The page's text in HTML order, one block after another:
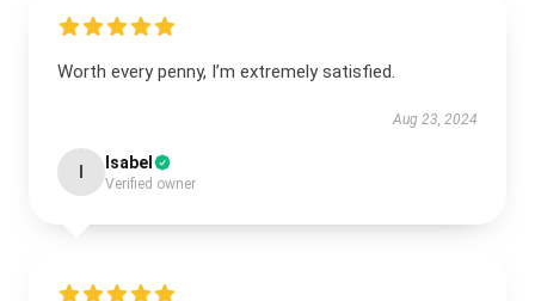
Worth every penny, I’m extremely satisfied.
Aug 23, 2024
Isabel
Verified owner